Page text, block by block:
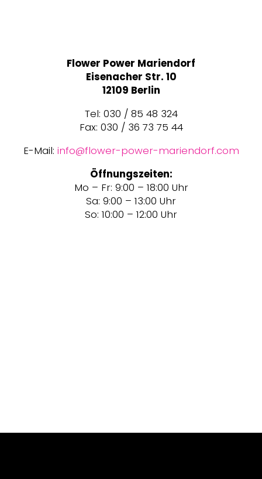
Flower Power Mariendorf
Eisenacher Str. 10
12109 Berlin
Tel: 030 / 85 48 324
Fax: 030 / 36 73 75 44
E-Mail: info@flower-power-mariendorf.com
Öffnungszeiten:
Mo – Fr: 9:00 – 18:00 Uhr
Sa: 9:00 – 13:00 Uhr
So: 10:00 – 12:00 Uhr